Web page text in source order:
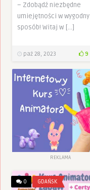
– Zdobądź niezbędne
umiejętności w wygodny
sposób! Witaj w […]
paź 28, 2023 9
REKLAMA
0 GDAŃSK